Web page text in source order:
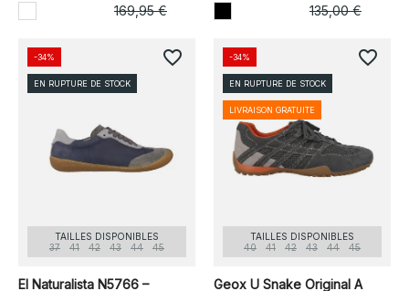
169,95 €
135,00 €
TAILLES DISPONIBLES
37
41 42 43 44 45
El Naturalista N5766 –
-34%
EN RUPTURE DE STOCK
favorite_border
TAILLES DISPONIBLES
40
41 42 43 44 45
Geox U Snake Original A
-34%
EN RUPTURE DE STOCK
LIVRAISON GRATUITE
favorite_border